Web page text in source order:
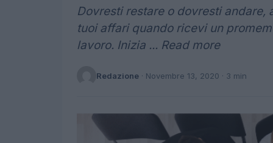
Dovresti restare o dovresti andare,
tuoi affari quando ricevi un
lavoro. Inizia ... Read more
Redazione · Novembre 13, 2020 · 3 min